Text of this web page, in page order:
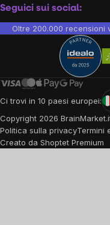
Seguici sui social:
Oltre 200.000 recensioni
Ci trovi in 10 paesi europei:
Copyright 2026
Politica sulla privacyTermini
Creato da Shoptet Premium